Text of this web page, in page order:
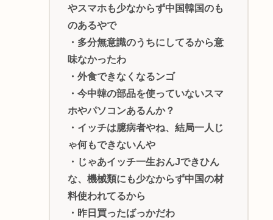
やスマホも少なからず中国韓国のも
のあるやで
・多分無意識のうちにしてるから意
味なかったわ
・外食できなくなるンゴ
・今中韓の部品を使っていないスマ
ホやパソコンあるんか？
・イッチは臆病者やね、結局一人じ
ゃ何もできないんや
・じゃあイッチ一生おんJできひん
な、機械類にも少なからず中国の材
料使われてるから
・昨日買ったばっかだわ